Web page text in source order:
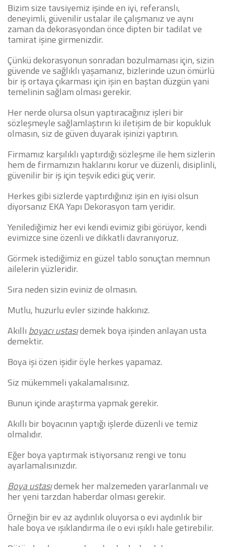
Bizim size tavsiyemiz işinde en iyi, referanslı,
deneyimli, güvenilir ustalar ile çalışmanız ve aynı
zaman da dekorasyondan önce dipten bir tadilat ve
tamirat işine girmenizdir.
Çünkü dekorasyonun sonradan bozulmaması için, sizin
güvende ve sağlıklı yaşamanız, bizlerinde uzun ömürlü
bir iş ortaya çıkarması için işin en baştan düzgün yani
temelinin sağlam olması gerekir.
Her nerde olursa olsun yaptıracağınız işleri bir
sözleşmeyle sağlamlaştırın ki iletişim de bir kopukluk
olmasın, siz de güven duyarak işinizi yaptırın.
Firmamız karşılıklı yaptırdığı sözleşme ile hem sizlerin
hem de firmamızın haklarını korur ve düzenli, disiplinli,
güvenilir bir iş için teşvik edici güç verir.
Herkes gibi sizlerde yaptırdığınız işin en iyisi olsun
diyorsanız EKA Yapı Dekorasyon tam yeridir.
Yenilediğimiz her evi kendi evimiz gibi görüyor, kendi
evimizce sine özenli ve dikkatli davranıyoruz.
Görmek istediğimiz en güzel tablo sonuçtan memnun
ailelerin yüzleridir.
Sıra neden sizin eviniz de olmasın.
Mutlu, huzurlu evler sizinde hakkınız.
Akıllı boyacı ustasıdemek boya işinden anlayan usta
demektir.
Boya işi özen işidir öyle herkes yapamaz.
Siz mükemmeli yakalamalısınız.
Bunun içinde araştırma yapmak gerekir.
Akıllı bir boyacının yaptığı işlerde düzenli ve temiz
olmalıdır.
Eğer boya yaptırmak istiyorsanız rengi ve tonu
ayarlamalısınızdır.
Boya ustasıdemek her malzemeden yararlanmalı ve
her yeni tarzdan haberdar olması gerekir.
Örneğin bir ev az aydınlık oluyorsa o evi aydınlık bir
hale boya ve ışıklandırma ile o evi ışıklı hale getirebilir.